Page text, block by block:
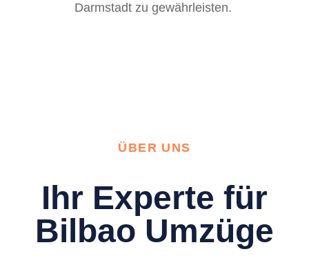
Darmstadt zu gewährleisten.
ÜBER UNS
Ihr Experte für
Bilbao Umzüge